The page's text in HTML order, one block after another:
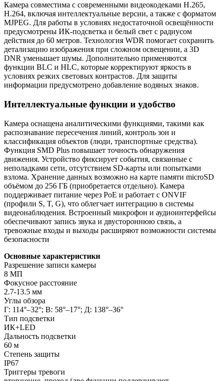
Камера совместима с современными видеокодеками H.265,
H.264, включая интеллектуальные версии, а также с форматом
MJPEG. Для работы в условиях недостаточной освещённости
предусмотрены ИК-подсветка и белый свет с радиусом
действия до 60 метров. Технология WDR помогает сохранить
детализацию изображения при сложном освещении, а 3D
DNR уменьшает шумы. Дополнительно применяются
функции BLC и HLC, которые корректируют яркость в
условиях резких световых контрастов. Для защиты
информации предусмотрено добавление водяных знаков.
Интеллектуальные функции и удобство
Камера оснащена аналитическими функциями, такими как
распознавание пересечения линий, контроль зон и
классификация объектов (люди, транспортные средства).
Функция SMD Plus повышает точность обнаружения
движения. Устройство фиксирует события, связанные с
неполадками сети, отсутствием SD-карты или попытками
взлома. Хранение данных возможно на карте памяти microSD
объёмом до 256 ГБ (приобретается отдельно). Камера
поддерживает питание через PoE и работает с ONVIF
(профили S, T, G), что облегчает интеграцию в системы
видеонаблюдения. Встроенный микрофон и аудиоинтерфейсы
обеспечивают запись звука и двустороннюю связь, а
тревожные входы и выходы расширяют возможности системы
безопасности
Основные характеристики
Разрешение записи камеры
8 МП
Фокусное расстояние
2.7-13.5 мм
Углы обзора
Г: 114°–32°; В: 58°–17°; Д: 138°–36°
Тип подсветки
ИК+LED
Дальность подсветки
60 м
Степень защиты
IP67
Триггеры тревоги